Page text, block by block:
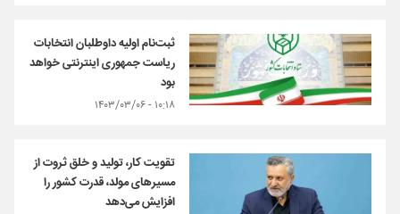
ثبت‌نام اولیه داوطلبان انتخابات
ریاست جمهوری اینترنتی خواهد
بود
۱۰:۱۸ - ۱۴۰۳/۰۳/۰۶
تقویت کار، تولید و خلق ثروت از
مسیرهای مولد، قدرت کشور را
افزایش می‌دهد